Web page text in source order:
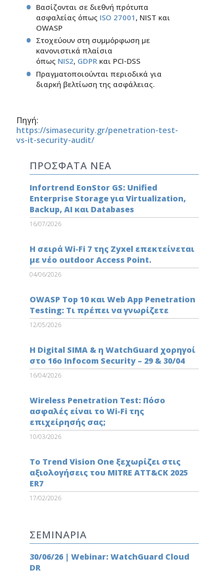
Βασίζονται σε διεθνή πρότυπα
ασφαλείας όπως ISO 27001 , NIST και
OWASP
Στοχεύουν στη συμμόρφωση με
κανονιστικά πλαίσια
όπως NIS2, GDPRκαι PCI-DSS
Πραγματοποιούνται περιοδικά για
διαρκή βελτίωση της ασφάλειας.
Πηγή:
https://simasecurity.gr/penetration-test-
vs-it-security-audit/
ΠΡΟΣΦΑΤΑ ΝΕΑ
Infortrend EonStor GS: Unified
Enterprise Storage για Virtualization,
Backup, AI και Databases
16/07/2026
Η σειρά Wi-Fi 7 της Zyxel επεκτείνεται
με νέο outdoor Access Point.
04/06/2026
OWASP Top 10 και Web App Penetration
Testing: Τι πρέπει να γνωρίζετε
12/05/2026
Η Digital SIMA & η WatchGuard χορηγοί
στο 16ο Infocom Security – 29 & 30/04
16/04/2026
Wireless Penetration Test: Πόσο
ασφαλές είναι το Wi-Fi της
επιχείρησής σας;
10/03/2026
Το Trend Vision One ξεχωρίζει στις
αξιολογήσεις του MITRE ATT&CK 2025
ER7
17/02/2026
ΣΕΜΙΝΑΡΙΑ
30/06/26 | Webinar: WatchGuard Cloud
DR